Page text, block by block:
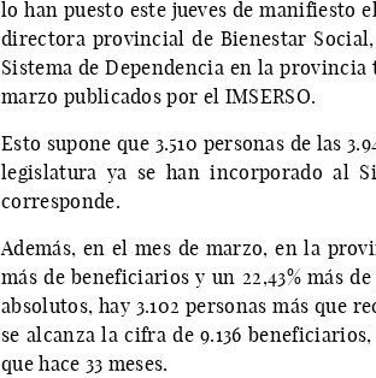
lo han puesto este jueves de manifiesto
directora provincial de Bienestar
Sistema de Dependencia en la
marzo publicados por el IMSERSO.
Esto supone que 3.510 personas de las
legislatura ya se han incorporado al
corresponde.
Además, en el mes de marzo, en la
más de beneficiarios y un 22,43% más
absolutos, hay 3.102 personas más que
se alcanza la cifra de 9.136
que hace 33 meses.